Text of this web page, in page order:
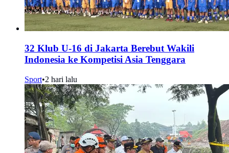
32 Klub U-16 di Jakarta Berebut Wakili
Indonesia ke Kompetisi Asia Tenggara
Sport•2 hari lalu